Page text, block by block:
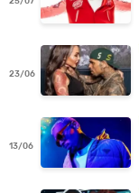
23/06
13/06